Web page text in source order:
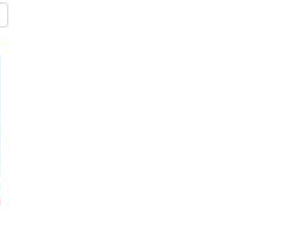
Salta